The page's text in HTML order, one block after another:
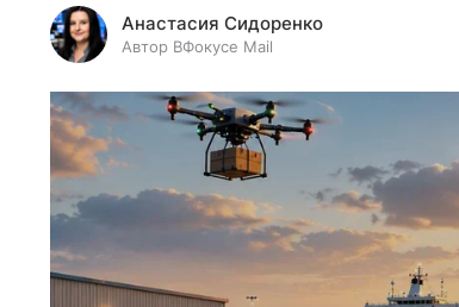
Анастасия Сидоренко
Автор ВФокусе Mail